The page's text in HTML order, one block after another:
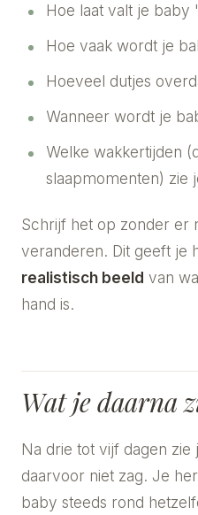
Hoe laat valt je baby
Hoe vaak wordt je
Hoeveel dutjes
Wanneer wordt je
Welke wakkertijden
slaapmomenten) zie
Schrijf het op zonder er
veranderen. Dit geeft je
realistisch beeld van
hand is.
Wat je daarna
Na drie tot vijf dagen zie
daarvoor niet zag. Je
baby steeds rond